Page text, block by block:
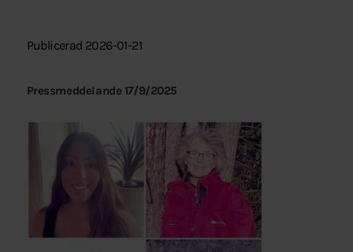
Publicerad 2026-01-21
Pressmeddelande 17/9/2025